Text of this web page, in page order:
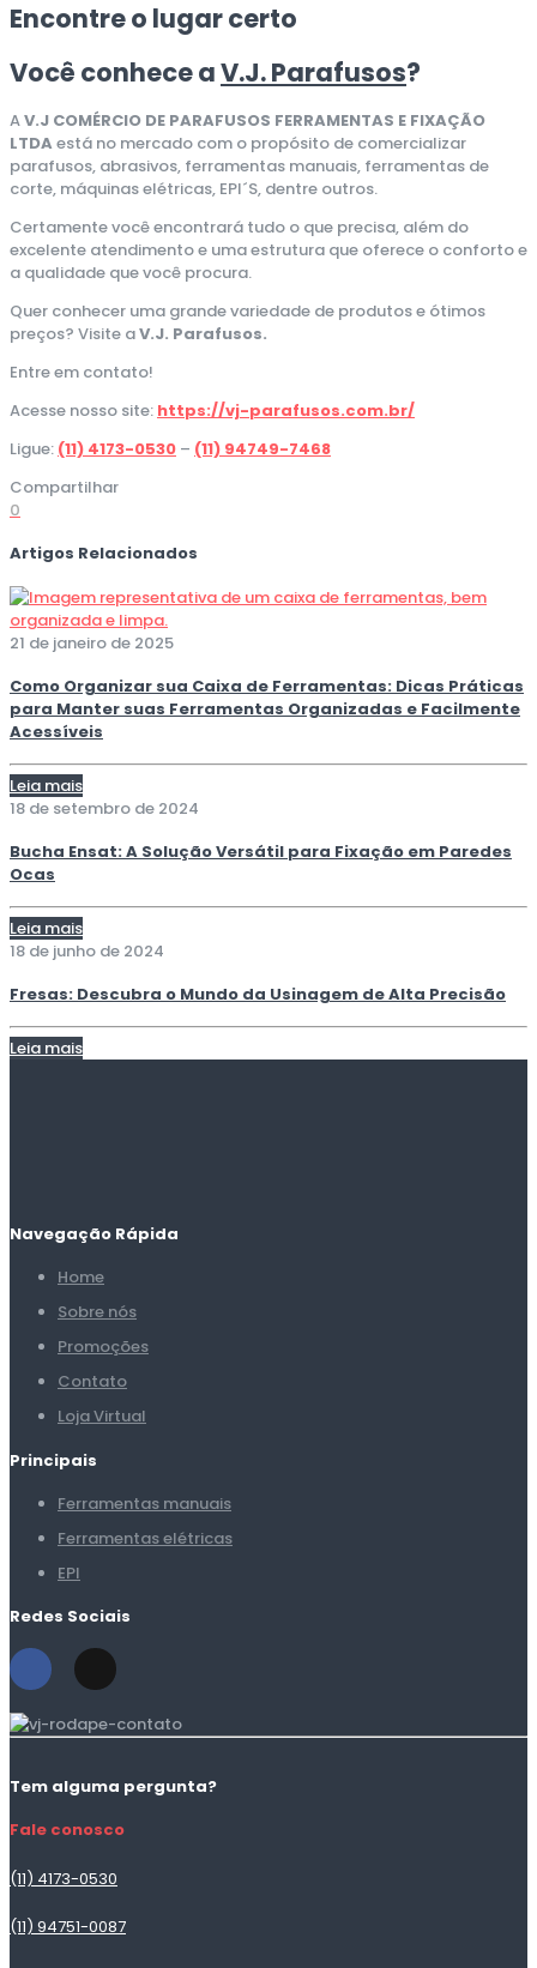
Encontre o lugar certo
Você conhece aV.J. Parafusos?
AV.J COMÉRCIO DE PARAFUSOS FERRAMENTAS E FIXAÇÃO
LTDAestá no mercado com o propósito de comercializar
parafusos, abrasivos, ferramentas manuais, ferramentas de
corte, máquinas elétricas, EPI´S, dentre outros.
Certamente você encontrará tudo o que precisa, além do
excelente atendimento e uma estrutura que oferece o conforto e
a qualidade que você procura.
Quer conhecer uma grande variedade de produtos e ótimos
preços? Visite aV.J. Parafusos.
Entre em contato!
Acesse nosso site: https://vj-parafusos.com.br/
Ligue: (11) 4173-0530 – (11) 94749-7468
Compartilhar
0
Artigos Relacionados
21 de janeiro de 2025
Como Organizar sua Caixa de Ferramentas: Dicas Práticas
para Manter suas Ferramentas Organizadas e Facilmente
Acessíveis
Leia mais
18 de setembro de 2024
Bucha Ensat: A Solução Versátil para Fixação em Paredes
Ocas
Leia mais
18 de junho de 2024
Fresas: Descubra o Mundo da Usinagem de Alta Precisão
Leia mais
Navegação Rápida
Home
Sobre nós
Promoções
Contato
Loja Virtual
Principais
Ferramentas manuais
Ferramentas elétricas
EPI
Redes Sociais
Tem alguma pergunta?
Fale conosco
(11) 4173-0530
(11) 94751-0087